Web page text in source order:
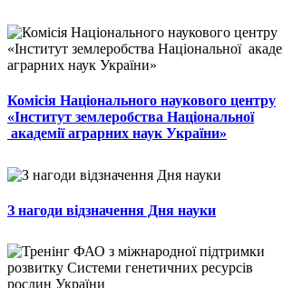
Комісія Національного наукового центру
«Інститут землеробства Національної
академії аграрних наук України»
З нагоди відзначення Дня науки